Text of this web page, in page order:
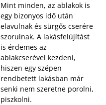
Mint minden, az ablakok is
egy bizonyos idő után
elavulnak és sürgős cserére
szorulnak. A lakásfelújítást
is érdemes az
ablakcserével kezdeni,
hiszen egy szépen
rendbetett lakásban már
senki nem szeretne porolni,
piszkolni.